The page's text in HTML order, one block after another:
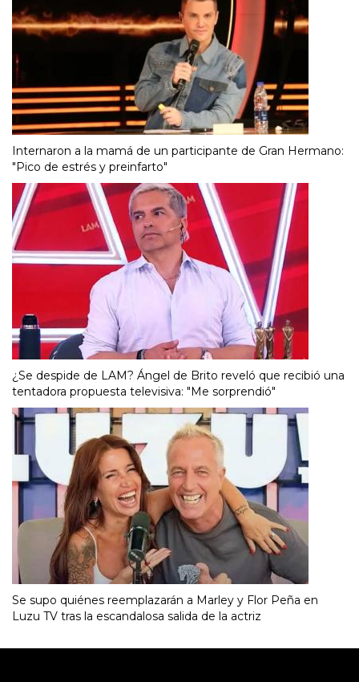
Internaron a la mamá de un participante de Gran Hermano:
"Pico de estrés y preinfarto"
¿Se despide de LAM? Ángel de Brito reveló que recibió una
tentadora propuesta televisiva: "Me sorprendió"
Se supo quiénes reemplazarán a Marley y Flor Peña en
Luzu TV tras la escandalosa salida de la actriz